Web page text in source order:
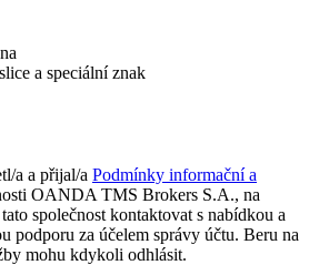
a speciální znak
a a přijal/a Podmínky informační a
OANDA TMS Brokers S.A., na
společnost kontaktovat s nabídkou a
podporu za účelem správy účtu. Beru na
mohu kdykoli odhlásit.